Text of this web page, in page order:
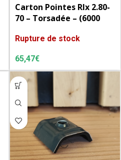
Carton Pointes Rlx 2.80-
70 – Torsadée – (6000
Rupture de stock
65,47€